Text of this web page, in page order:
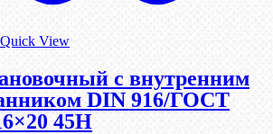
Quick View
с внутренним
DIN 916/ГОСТ
45Н